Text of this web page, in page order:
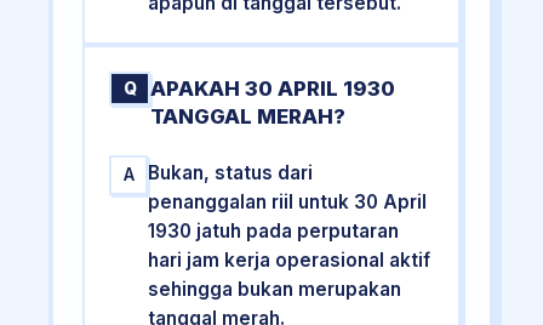
Q
APAKAH 30 APRIL 1930
TANGGAL MERAH?
A
Bukan, status dari
penanggalan riil untuk 30 April
1930 jatuh pada perputaran
hari jam kerja operasional aktif
sehingga bukan merupakan
tanggal merah.